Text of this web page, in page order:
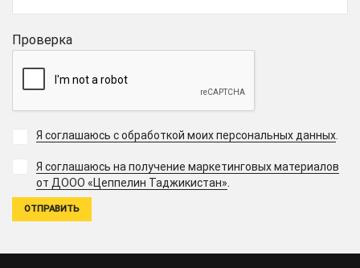
Проверка
Я соглашаюсь с обработкой моих персональных данных.
Я соглашаюсь на получение маркетинговых материалов
от ДООО «Цеппелин Таджикистан».